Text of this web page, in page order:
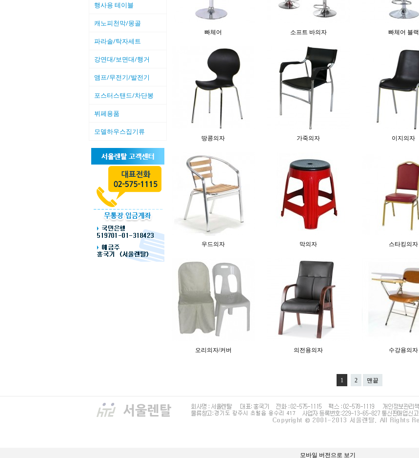
행사용 테이블
캐노피천막/몽골
파라솔/탁자세트
강연대/보면대/행거
앰프/무전기/발전기
포스터스탠드/차단봉
뷔페용품
모델하우스집기류
빠체어 소프트 바의자 빠체어 블랙
땅콩의자 가죽의자 이지의자
우드의자 막의자 스타킹의자
오리의자/커버 의전용의자 수강용의자
1 2 맨끝
모바일 버전으로 보기